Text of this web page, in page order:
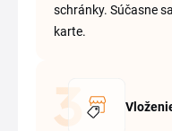
schránky. Súčasne
karte.